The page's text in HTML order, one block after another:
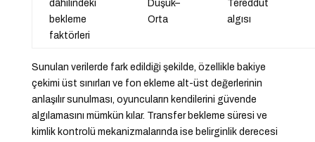
dâhilindeki
bekleme
faktörleri
Düşük–
Orta
Tereddüt
algısı
Sunulan verilerde fark edildiği şekilde, özellikle bakiye
çekimi üst sınırları ve fon ekleme alt-üst değerlerinin
anlaşılır sunulması, oyuncuların kendilerini güvende
algılamasını mümkün kılar. Transfer bekleme süresi ve
kimlik kontrolü mekanizmalarında ise belirginlik derecesi